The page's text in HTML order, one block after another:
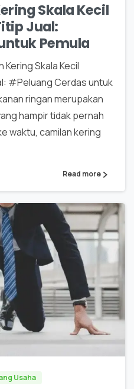
Skala Kecil
Jual:
Pemula
Skala Kecil
#Peluang Cerdas untuk
ringan merupakan
hampir tidak pernah
waktu, camilan kering
Read more
0
Usaha